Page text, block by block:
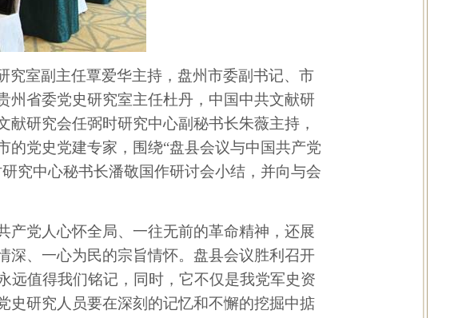
究室副主任覃爱华主持，盘州市委副书记、市
州省委党史研究室主任杜丹，中国中共文献研
研究会任弼时研究中心副秘书长朱薇主持，
党史党建专家，围绕“盘县会议与中国共产党
究中心秘书长潘敬国作研讨会小结，并向与会
党人心怀全局、一往无前的革命精神，还展
深、一心为民的宗旨情怀。盘县会议胜利召开
远值得我们铭记，同时，它不仅是我党军史资
史研究人员要在深刻的记忆和不懈的挖掘中掂